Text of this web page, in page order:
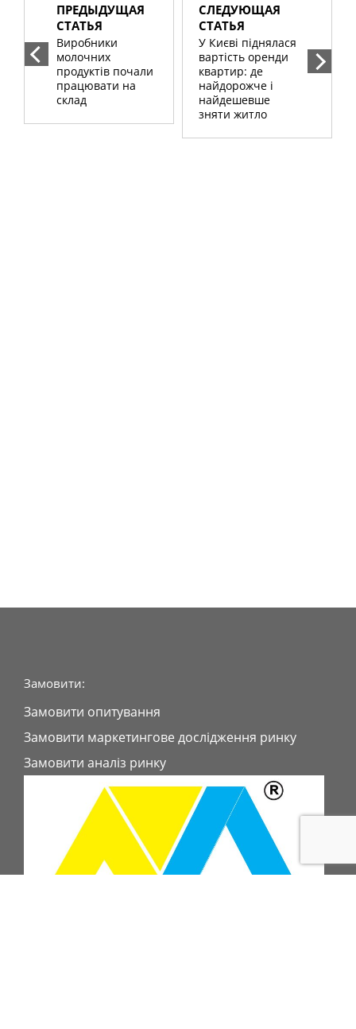
ПРЕДЫДУЩАЯ
СТАТЬЯ
Виробники
молочних
продуктів почали
працювати на
склад
СЛЕДУЮЩАЯ
СТАТЬЯ
У Києві піднялася
вартість оренди
квартир: де
найдорожче і
найдешевше
зняти житло
Замовити:
Замовити опитування
Замовити маркетингове дослідження ринку
Замовити аналіз ринку